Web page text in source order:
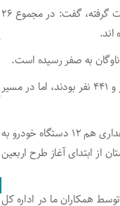
او با بیان اینکه بیش از ۹۵ درصد سفر‌های ایام اربعین در حمل و نقل جاده‌ای عمومی صورت گرفته، گفت: در مجموع ۲۶
ناوگان به صفر رسیده است.
او افزود: تعداد زواری که از استان با ناوگان اتوبوسرانی به مرز مهران عزیمت داشتند، ۱۱ هزار و ۴۴۱ نفر بودند، اما در مسیر
رئیس شورای هماهنگی امور راه و شهرسازی گلستان همچنین گفت: در بخش گشت‌های راهداری هم ۱۲ دستگاه خودرو به
استان از ابتدای آغاز طرح اربعین
همکاران ما در اداره کل